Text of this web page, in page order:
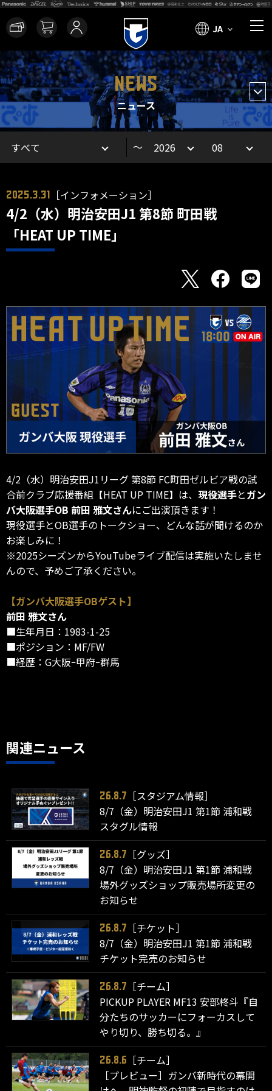
JA
NEWS
ニュース
～
2025.3.31 ［インフォメーション］
4/2（水）明治安田J1 第8節 町田戦
「HEAT UP TIME」
4/2（水）明治安田J1リーグ 第8節 FC町田ゼルビア戦の試
合前クラブ応援番組【HEAT UP TIME】は、 現役選手とガン
バ大阪選手OB 前田 雅文さんにご出演頂きます！
現役選手とOB選手のトークショー、どんな話が聞けるのか
お楽しみに！
※2025シーズンからYouTubeライブ配信は実施いたしませ
んので、予めご了承ください。
【ガンバ大阪選手OBゲスト】
前田 雅文さん
■生年月日：1983-1-25
■ポジション：MF/FW
■経歴：G大阪ｰ甲府ｰ群馬
関連ニュース
26.8.7
［スタジアム情報］
8/7（金）明治安田J1 第1節 浦和戦
スタグル情報
26.8.7
［グッズ］
8/7（金）明治安田J1 第1節 浦和戦
場外グッズショップ販売場所変更の
お知らせ
26.8.7
［チケット］
8/7（金）明治安田J1 第1節 浦和戦
チケット完売のお知らせ
26.8.7
［チーム］
PICKUP PLAYER MF13 安部柊斗『自
分たちのサッカーにフォーカスして
やり切り、勝ち切る。』
26.8.6
［チーム］
［プレビュー］ガンバ新時代の幕開